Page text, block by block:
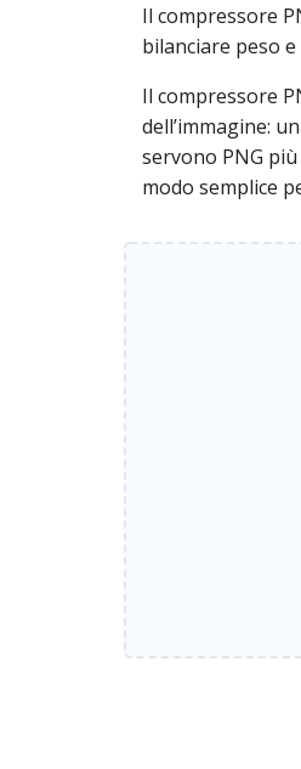
Il compressore
bilanciare peso
Il compressore
dell’immagine:
servono PNG
modo semplice